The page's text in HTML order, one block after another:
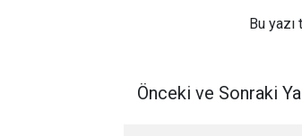
Bu
Önceki ve Sonraki